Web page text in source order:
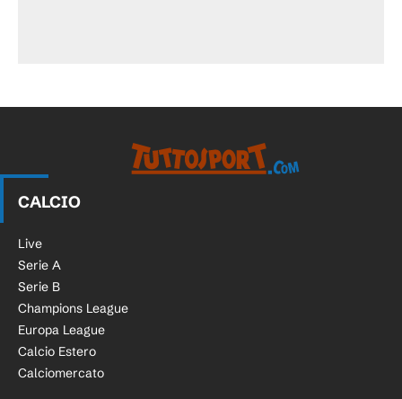
CALCIO
Live
Serie A
Serie B
Champions League
Europa League
Calcio Estero
Calciomercato